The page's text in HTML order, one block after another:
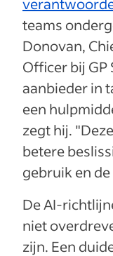
teams
Donovan,
Officer bij
aanbieder in
een
zegt hij.
betere
gebruik en
De AI-
niet
zijn. Een